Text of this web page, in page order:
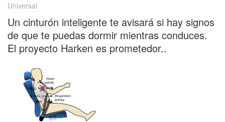
Universal
Un cinturón inteligente te avisará si hay signos
de que te puedas dormir mientras conduces.
El proyecto Harken es prometedor..